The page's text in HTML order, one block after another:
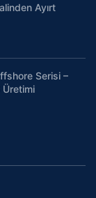
Ayırt
Serisi –
Üretimi